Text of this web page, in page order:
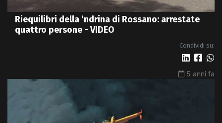
Riequilibri della ‘ndrina di Rossano: arrestate
quattro persone - VIDEO
Condividi su:
5 anni fa